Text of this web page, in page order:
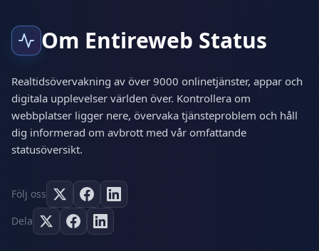
Om Entireweb Status
Realtidsövervakning av över 9000 onlinetjänster, appar och
digitala upplevelser världen över. Kontrollera om
webbplatser ligger nere, övervaka tjänsteproblem och håll
dig informerad om avbrott med vår omfattande
statusöversikt.
Följ oss
Dela